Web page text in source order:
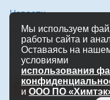
Новости
Консультация
Работа в Химтэк
Мы используем
работы сайта и
Оставаясь на
условиями
использования
и ООО ПО